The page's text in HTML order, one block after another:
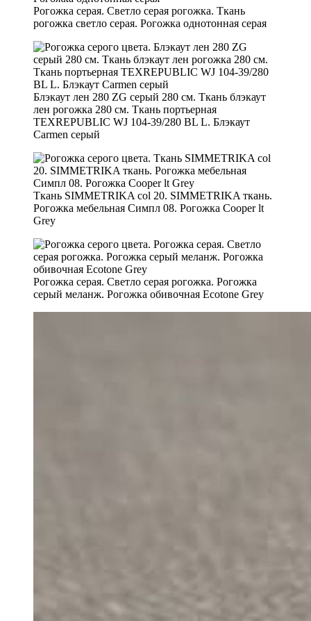
Рогожка серая. Светло серая рогожка. Ткань
рогожка светло серая. Рогожка однотонная серая
Блэкаут лен 280 ZG серый 280 см. Ткань блэкаут
лен рогожка 280 см. Ткань портьерная
TEXREPUBLIC WJ 104-39/280 BL L. Блэкаут
Carmen серый
Ткань SIMMETRIKA col 20. SIMMETRIKA ткань.
Рогожка мебельная Симпл 08. Рогожка Cooper lt
Grey
Рогожка серая. Светло серая рогожка. Рогожка
серый меланж. Рогожка обивочная Ecotone Grey